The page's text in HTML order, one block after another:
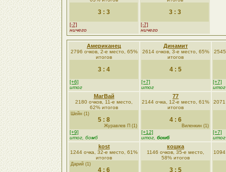
3 : 3
[-7]
ничего
3 : 3
[-7]
ничего
Американец
2796 очков, 2-е место, 65%
итогов
3 : 4
[+6]
итог
Динамит
2614 очков, 3-е место, 65%
итогов
4 : 5
[+7]
итог
[+7]
итог
МагВай
2180 очков, 11-е место,
62% итогов
Шейн (1)
5 : 8
Журавлев П (1)
[+9]
итог, бомб
77
2144 очка, 12-е место, 61%
итогов
4 : 6
Виленкин (1)
[+12]
итог, бомб
2071
[+7]
итог
kost
1244 очка, 32-е место, 61%
итогов
Дарий (1)
4 : 6
кошка
1146 очков, 35-е место,
58% итогов
3 : 5